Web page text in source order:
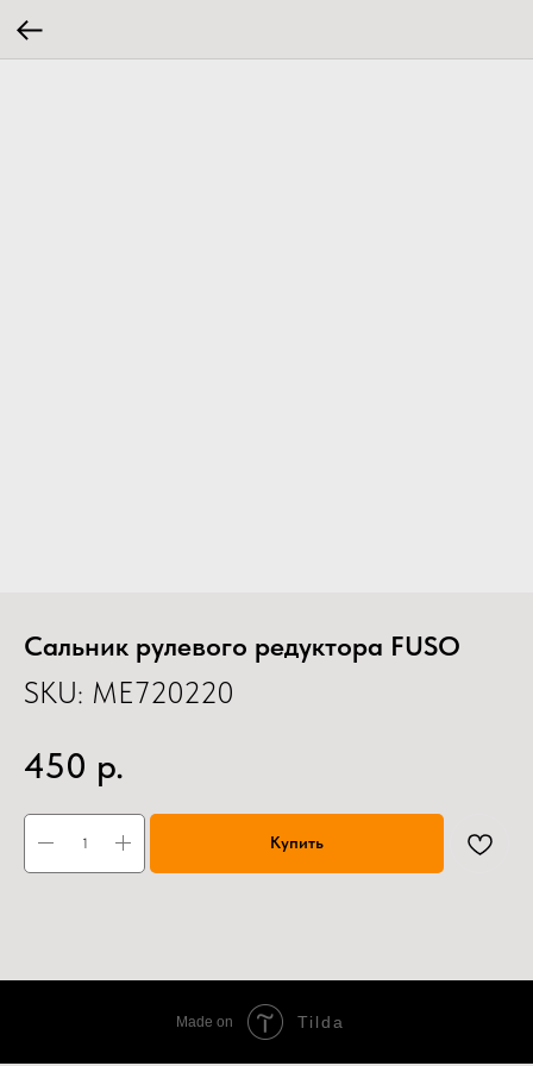
Сальник рулевого редуктора FUSO
SKU: ME720220
450 р.
Купить
Made on Tilda